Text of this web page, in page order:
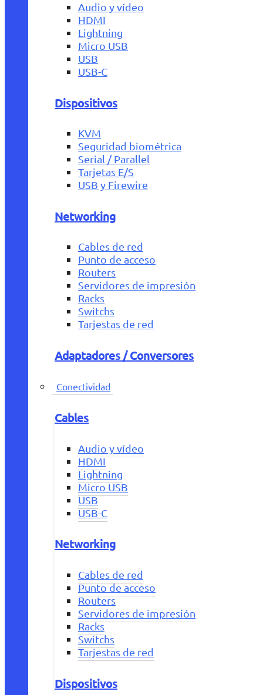
Audio y vídeo
HDMI
Lightning
Micro USB
USB
USB-C
Dispositivos
KVM
Seguridad biométrica
Serial / Parallel
Tarjetas E/S
USB y Firewire
Networking
Cables de red
Punto de acceso
Routers
Servidores de impresión
Racks
Switchs
Tarjestas de red
Adaptadores / Conversores
Conectividad
Cables
Audio y vídeo
HDMI
Lightning
Micro USB
USB
USB-C
Networking
Cables de red
Punto de acceso
Routers
Servidores de impresión
Racks
Switchs
Tarjestas de red
Dispositivos